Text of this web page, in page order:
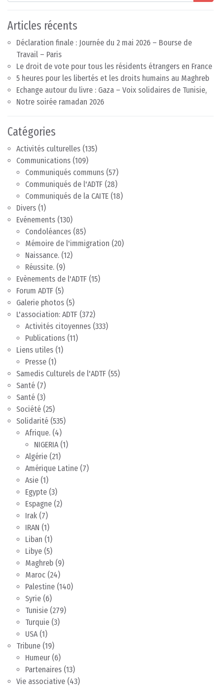
Articles récents
Déclaration finale : Journée du 2 mai 2026 – Bourse de
Travail – Paris
Le droit de vote pour tous les résidents étrangers en France
5 heures pour les libertés et les droits humains au Maghreb
Echange autour du livre : Gaza – Voix solidaires de Tunisie,
Notre soirée ramadan 2026
Catégories
Activités culturelles (135)
Communications (109)
Communiqués communs (57)
Communiqués de l'ADTF (28)
Communiqués de la CAITE (18)
Divers (1)
Evénements (130)
Condoléances (85)
Mémoire de l'immigration (20)
Naissance. (12)
Réussite. (9)
Evènements de l'ADTF (15)
Forum ADTF (5)
Galerie photos (5)
L'association: ADTF (372)
Activités citoyennes (333)
Publications (11)
Liens utiles (1)
Presse (1)
Samedis Culturels de l'ADTF (55)
Santé (7)
Santé (3)
Société (25)
Solidarité (535)
Afrique. (4)
NIGERIA(1)
Algérie (21)
Amérique Latine (7)
Asie (1)
Egypte (3)
Espagne (2)
Irak (7)
IRAN (1)
Liban (1)
Libye (5)
Maghreb (9)
Maroc (24)
Palestine (140)
Syrie (6)
Tunisie (279)
Turquie (3)
USA(1)
Tribune (19)
Humeur (6)
Partenaires (13)
Vie associative (43)